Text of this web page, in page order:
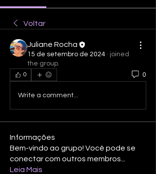
Voltar
Juliane Rocha
15 de setembro de 2024 · joined
the group.
0 0
Write a comment...
Informações
Bem-vindo ao grupo! Você pode se
conectar com outros membros
Leia Mais